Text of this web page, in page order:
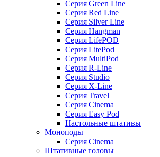
Серия Green Line
Серия Red Line
Серия Silver Line
Серия Hangman
Серия LifePOD
Серия LitePod
Серия MultiPod
Серия R-Line
Серия Studio
Серия X-Line
Серия Travel
Серия Cinema
Серия Easy Pod
Настольные штативы
Моноподы
Серия Cinema
Штативные головы